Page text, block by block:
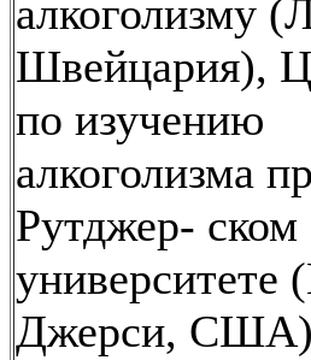
алкоголизму
Швейцария),
по изучению
алкоголизма
Рутджер- ском
университете
Джерси,